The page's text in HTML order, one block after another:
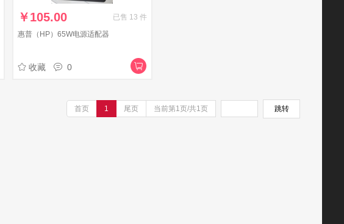
￥105.00 已售 13 件
惠普（HP）65W电源适配器
收藏 0
首页 1 尾页 当前第1页/共1页 跳转